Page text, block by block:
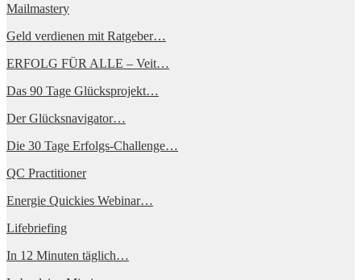
Mailmastery
Geld verdienen mit Ratgeber…
ERFOLG FÜR ALLE – Veit…
Das 90 Tage Glücksprojekt…
Der Glücksnavigator…
Die 30 Tage Erfolgs-Challenge…
QC Practitioner
Energie Quickies Webinar…
Lifebriefing
In 12 Minuten täglich…